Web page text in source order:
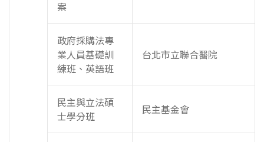
案
政府採購法專
業人員基礎訓
練班、英語班
台北市立聯合醫院
民主與立法碩
士學分班
民主基金會